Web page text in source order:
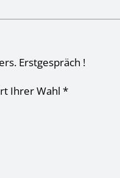
Erstgespräch !
Ihrer Wahl *